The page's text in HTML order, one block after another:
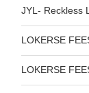
JYL- Reckless
LOKERSE
LOKERSE